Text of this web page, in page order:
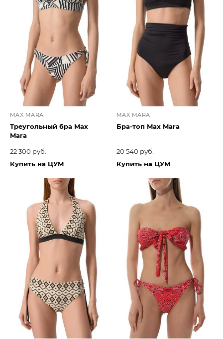
MAX MARA
Треугольный бра Max
Mara
22 300 руб.
Купить на ЦУМ
MAX MARA
Бра-топ Max Mara
20 540 руб.
Купить на ЦУМ